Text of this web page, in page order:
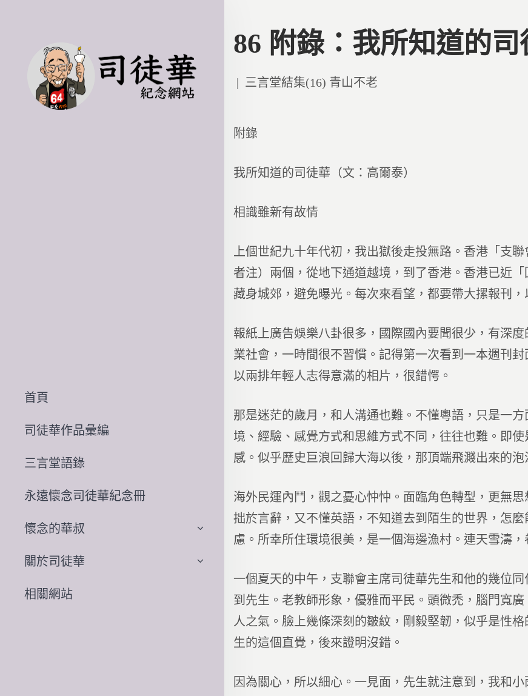
首頁
司徒華作品彙編
三言堂語錄
永遠懷念司徒華紀念冊
懷念的華叔
關於司徒華
相關網站
86 附錄：我所知道的司
Posted
三言堂結集(16) 青山不老
附錄
我所知道的司徒華（文：高爾泰）
相識雖新有故情
上個世紀九十年代初，我出獄後走投無路。香港「支
者注）兩個，從地下通道越境，到了香港。香港已近
藏身城郊，避免曝光。每次來看望，都要帶大摞報刊，
報紙上廣告娛樂八卦很多，國際國內要聞很少，有深
業社會，一時間很不習慣。記得第一次看到一本週刊
以兩排年輕人志得意滿的相片，很錯愕。
那是迷茫的歲月，和人溝通也難。不懂粵語，只是一
境、經驗、感覺方式和思維方式不同，往往也難。即
感。似乎歷史巨浪回歸大海以後，那頂端飛濺出來的泡
海外民運內鬥，觀之憂心忡忡。面臨角色轉型，更無
拙於言辭，又不懂英語，不知道去到陌生的世界，怎
慮。所幸所住環境很美，是一個海邊漁村。連天雪濤，
一個夏天的中午，支聯會主席司徒華先生和他的幾位
到先生。老教師形象，優雅而平民。頭微禿，腦門寬
人之氣。臉上幾條深刻的皺紋，剛毅堅韌，似乎是性
生的這個直覺，後來證明沒錯。
因為關心，所以細心。一見面，先生就注意到，我和